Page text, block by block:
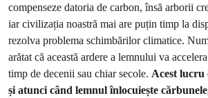
compenseze datoria de carbon, însă arborii
iar civilizația noastră mai are puțin timp la
rezolva problema schimbărilor climatice.
arătat că această ardere a lemnului va
timp de decenii sau chiar secole. Acest lucru
și atunci când lemnul înlocuiește